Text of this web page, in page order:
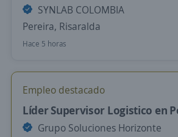
SYNLAB COLOMBIA
Pereira, Risaralda
Hace 5 horas
Empleo destacado
Líder Supervisor Logistico en
Grupo Soluciones Horizonte